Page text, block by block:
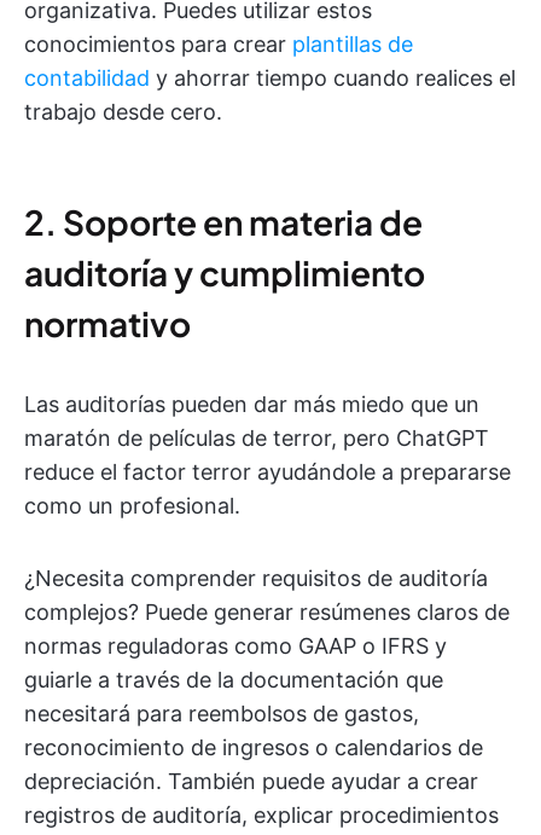
organizativa. Puedes utilizar estos
conocimientos para crear plantillas de
contabilidad y ahorrar tiempo cuando realices el
trabajo desde cero.
2. Soporte en materia de
auditoría y cumplimiento
normativo
Las auditorías pueden dar más miedo que un
maratón de películas de terror, pero ChatGPT
reduce el factor terror ayudándole a prepararse
como un profesional.
¿Necesita comprender requisitos de auditoría
complejos? Puede generar resúmenes claros de
normas reguladoras como GAAP o IFRS y
guiarle a través de la documentación que
necesitará para reembolsos de gastos,
reconocimiento de ingresos o calendarios de
depreciación. También puede ayudar a crear
registros de auditoría, explicar procedimientos